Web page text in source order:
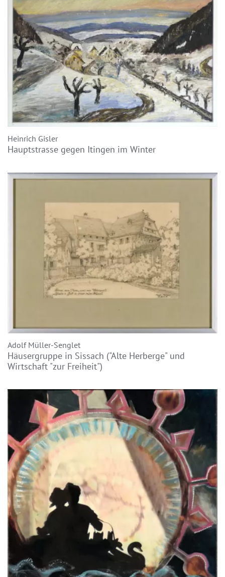
Heinrich Gisler
Hauptstrasse gegen Itingen im Winter
Adolf Müller-Senglet
Häusergruppe in Sissach ("Alte Herberge" und
Wirtschaft "zur Freiheit")